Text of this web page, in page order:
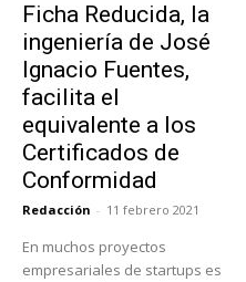
Ficha Reducida, la
ingeniería de José
Ignacio Fuentes,
facilita el
equivalente a los
Certificados de
Conformidad
Redacción - 11 febrero 2021
En muchos proyectos
empresariales de startups es